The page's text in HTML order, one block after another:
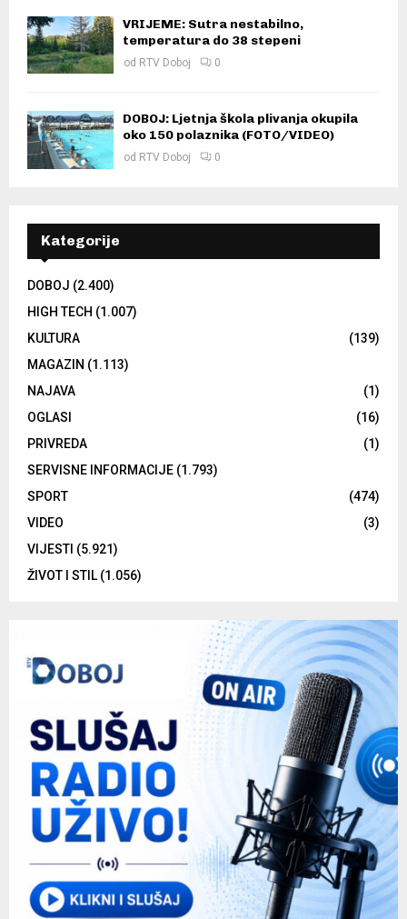
VRIJEME: Sutra nestabilno,
temperatura do 38 stepeni
od RTV Doboj 0
DOBOJ: Ljetnja škola plivanja okupila
oko 150 polaznika (FOTO/VIDEO)
od RTV Doboj 0
Kategorije
DOBOJ (2.400)
HIGH TECH (1.007)
KULTURA
(139)
MAGAZIN (1.113)
NAJAVA
(1)
OGLASI
(16)
PRIVREDA
(1)
SERVISNE INFORMACIJE (1.793)
SPORT
(474)
VIDEO
(3)
VIJESTI (5.921)
ŽIVOT I STIL (1.056)